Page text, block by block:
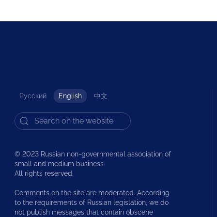
Русский English 中文
© 2023 Russian non-governmental association of
small and medium business
All rights reserved.
Comments on the site are moderated. According
to the requirements of Russian legislation, we do
not publish messages that contain obscene